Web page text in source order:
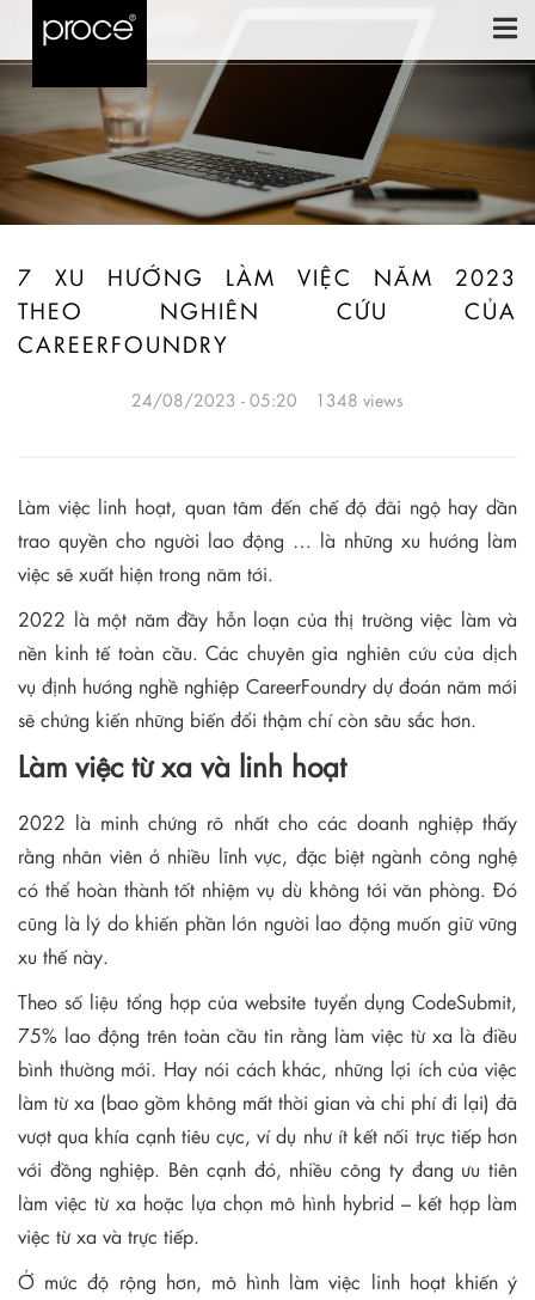
7 XU HƯỚNG LÀM VIỆC NĂM 2023
THEO NGHIÊN CỨU CỦA
CAREERFOUNDRY
24/08/2023 - 05:20 1348 views
Làm việc linh hoạt, quan tâm đến chế độ đãi ngộ hay dần
trao quyền cho người lao động … là những xu hướng làm
việc sẽ xuất hiện trong năm tới.
2022 là một năm đầy hỗn loạn của thị trường việc làm và
nền kinh tế toàn cầu. Các chuyên gia nghiên cứu của dịch
vụ định hướng nghề nghiệp CareerFoundry dự đoán năm mới
sẽ chứng kiến những biến đổi thậm chí còn sâu sắc hơn.
Làm việc từ xa và linh hoạt
2022 là minh chứng rõ nhất cho các doanh nghiệp thấy
rằng nhân viên ở nhiều lĩnh vực, đặc biệt ngành công nghệ
có thể hoàn thành tốt nhiệm vụ dù không tới văn phòng. Đó
cũng là lý do khiến phần lớn người lao động muốn giữ vững
xu thế này.
Theo số liệu tổng hợp của website tuyển dụng CodeSubmit,
75% lao động trên toàn cầu tin rằng làm việc từ xa là điều
bình thường mới. Hay nói cách khác, những lợi ích của việc
làm từ xa (bao gồm không mất thời gian và chi phí đi lại) đã
vượt qua khía cạnh tiêu cực, ví dụ như ít kết nối trực tiếp hơn
với đồng nghiệp. Bên cạnh đó, nhiều công ty đang ưu tiên
làm việc từ xa hoặc lựa chọn mô hình hybrid – kết hợp làm
việc từ xa và trực tiếp.
Ở mức độ rộng hơn, mô hình làm việc linh hoạt khiến ý